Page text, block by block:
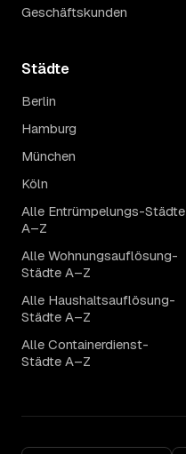
Geschäftskunden
Städte
Berlin
Hamburg
München
Köln
Alle Entrümpelungs-Städte
A–Z
Alle Wohnungsauflösung-
Städte A–Z
Alle Haushaltsauflösung-
Städte A–Z
Alle Containerdienst-
Städte A–Z